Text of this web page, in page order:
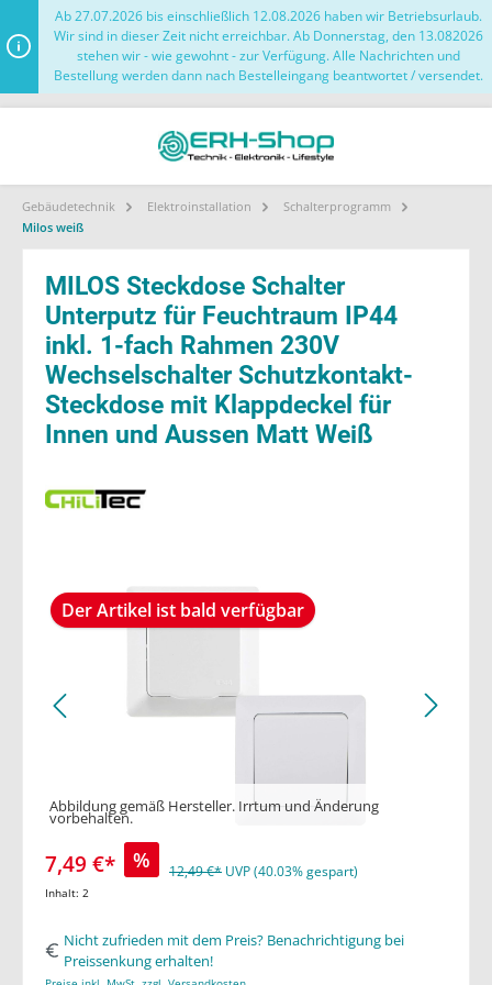
Ab 27.07.2026 bis einschließlich 12.08.2026 haben wir Betriebsurlaub.
Wir sind in dieser Zeit nicht erreichbar. Ab Donnerstag, den 13.082026
stehen wir - wie gewohnt - zur Verfügung. Alle Nachrichten und
Bestellung werden dann nach Bestelleingang beantwortet / versendet.
Gebäudetechnik Elektroinstallation
Schalterprogramm
Milos weiß
MILOS Steckdose Schalter
Unterputz für Feuchtraum IP44
inkl. 1-fach Rahmen 230V
Wechselschalter Schutzkontakt-
Steckdose mit Klappdeckel für
Innen und Aussen Matt Weiß
Der Artikel ist bald verfügbar
Abbildung gemäß Hersteller. Irrtum und Änderung
vorbehalten.
7,49 €* % 12,49 €* UVP (40.03% gespart)
Inhalt: 2
Nicht zufrieden mit dem Preis? Benachrichtigung bei
Preissenkung erhalten!